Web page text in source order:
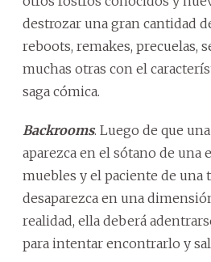
destrozar una gran cantidad
reboots, remakes, precuelas,
muchas otras con el
saga cómica.
Backrooms. Luego de que
aparezca en el sótano de una
muebles y el paciente de una
desaparezca en una
realidad, ella deberá
para intentar encontrarlo y